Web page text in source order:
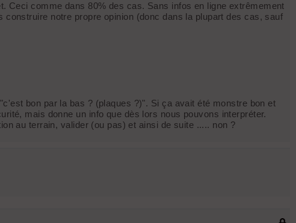
Ceci comme dans 80% des cas. Sans infos en ligne extrêmement
notre propre opinion (donc dans la plupart des cas, sauf
bon par la bas ? (plaques ?)". Si ça avait été monstre bon et
mais donne un info que dès lors nous pouvons interpréter.
au terrain, valider (ou pas) et ainsi de suite ..... non ?